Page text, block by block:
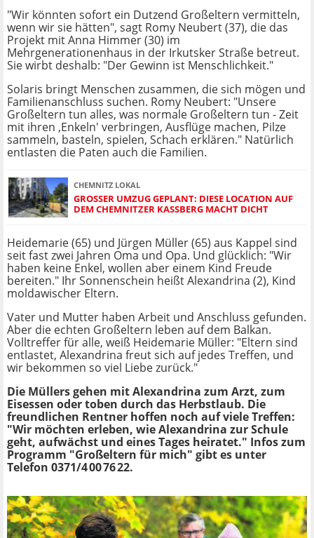
"Wir könnten sofort ein Dutzend Großeltern vermitteln,
wenn wir sie hätten", sagt Romy Neubert (37), die das
Projekt mit Anna Himmer (30) im
Mehrgenerationenhaus in der Irkutsker Straße betreut.
Sie wirbt deshalb: "Der Gewinn ist Menschlichkeit."
Solaris bringt Menschen zusammen, die sich mögen und
Familienanschluss suchen. Romy Neubert: "Unsere
Großeltern tun alles, was normale Großeltern tun - Zeit
mit ihren ,Enkeln' verbringen, Ausflüge machen, Pilze
sammeln, basteln, spielen, Schach erklären." Natürlich
entlasten die Paten auch die Familien.
CHEMNITZ LOKAL
GROSSER UMZUG GEPLANT: DIESE LOCATION AUF D
EM CHEMNITZER KASSBERG MACHT DICHT
Heidemarie (65) und Jürgen Müller (65) aus Kappel sind
seit fast zwei Jahren Oma und Opa. Und glücklich: "Wir
haben keine Enkel, wollen aber einem Kind Freude
bereiten." Ihr Sonnenschein heißt Alexandrina (2), Kind
moldawischer Eltern.
Vater und Mutter haben Arbeit und Anschluss gefunden.
Aber die echten Großeltern leben auf dem Balkan.
Volltreffer für alle, weiß Heidemarie Müller: "Eltern sind
entlastet, Alexandrina freut sich auf jedes Treffen, und
wir bekommen so viel Liebe zurück."
Die Müllers gehen mit Alexandrina zum Arzt, zum
Eisessen oder toben durch das Herbstlaub. Die
freundlichen Rentner hoffen noch auf viele Treffen:
"Wir möchten erleben, wie Alexandrina zur Schule
geht, aufwächst und eines Tages heiratet." Infos zum
Programm "Großeltern für mich" gibt es unter
Telefon 0371/4 00 76 22.